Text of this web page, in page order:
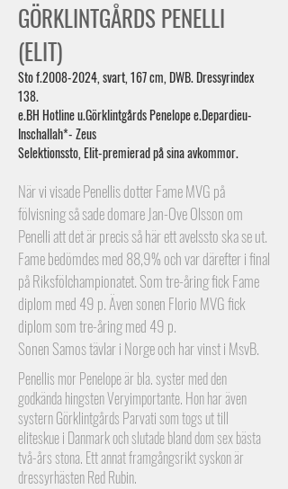
GÖRKLINTGÅRDS PENELLI
(ELIT)
Sto f.2008-2024, svart, 167 cm, DWB. Dressyrindex
138.
e.BH Hotline u.Görklintgårds Penelope e.Depardieu-
Inschallah*- Zeus
Selektionssto, Elit-premierad på sina avkommor.
När vi visade Penellis dotter Fame MVG på
fölvisning så sade domare Jan-Ove Olsson om
Penelli att det är precis så här ett avelssto ska se ut.
Fame bedömdes med 88,9% och var därefter i final
på Riksfölchampionatet. Som tre-åring fick Fame
diplom med 49 p. Även sonen Florio MVG fick
diplom som tre-åring med 49 p.
Sonen Samos tävlar i Norge och har vinst i MsvB.
Penellis mor Penelope är bla. syster med den
godkända hingsten Veryimportante. Hon har även
systern Görklintgårds Parvati som togs ut till
eliteskue i Danmark och slutade bland dom sex bästa
två-års stona. Ett annat framgångsrikt syskon är
dressyrhästen Red Rubin.